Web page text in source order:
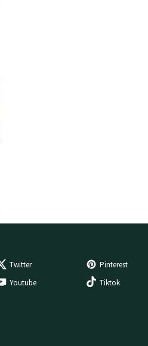
Twitter
Pinterest
Youtube Tiktok